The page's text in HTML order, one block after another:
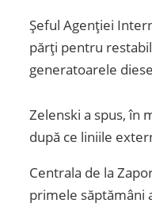
Șeful Agenției
părți pentru
generatoarele
Zelenski a spus, în
după ce liniile
Centrala de la
primele săptămâni